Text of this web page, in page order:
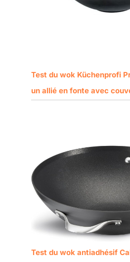
Test du wok Küchenprofi
un allié en fonte avec
Test du wok antiadhésif